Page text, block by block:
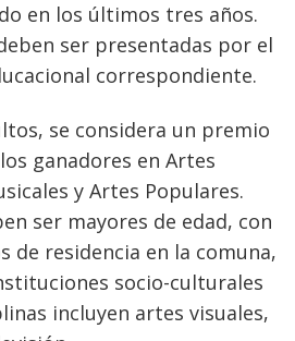
en los últimos tres años.
ser presentadas por el
correspondiente.
se considera un premio
ganadores en Artes
y Artes Populares.
ser mayores de edad, con
de residencia en la comuna,
socio-culturales
incluyen artes visuales,